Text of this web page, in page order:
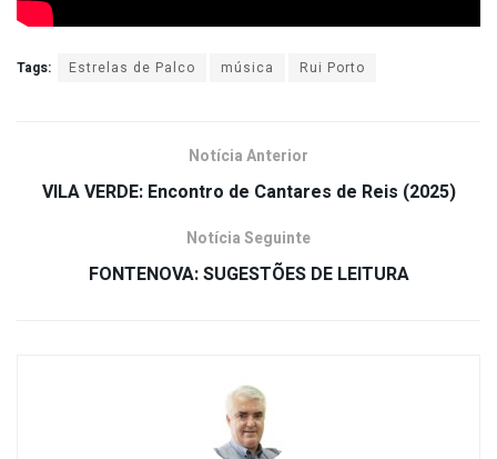
Tags: Estrelas de Palco música Rui Porto
Notícia Anterior
VILA VERDE: Encontro de Cantares de Reis (2025)
Notícia Seguinte
FONTENOVA: SUGESTÕES DE LEITURA